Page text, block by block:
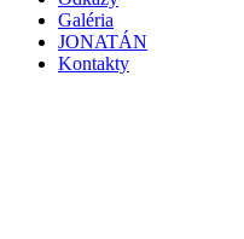
Galéria
JONATÁN
Kontakty